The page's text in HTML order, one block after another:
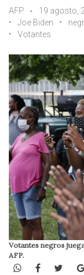
AFP 19 agosto,
Joe Biden
Votantes
Votantes negros
AFP.
WhatsApp
Facebook